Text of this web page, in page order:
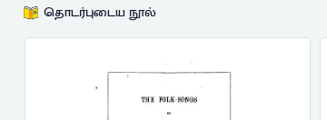
தொடர்புடைய நூல்